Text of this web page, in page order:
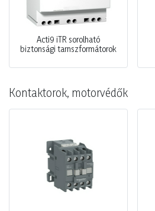
Acti9 iTR sorolható
biztonsági tarnszformátorok
Kontaktorok, motorvédők